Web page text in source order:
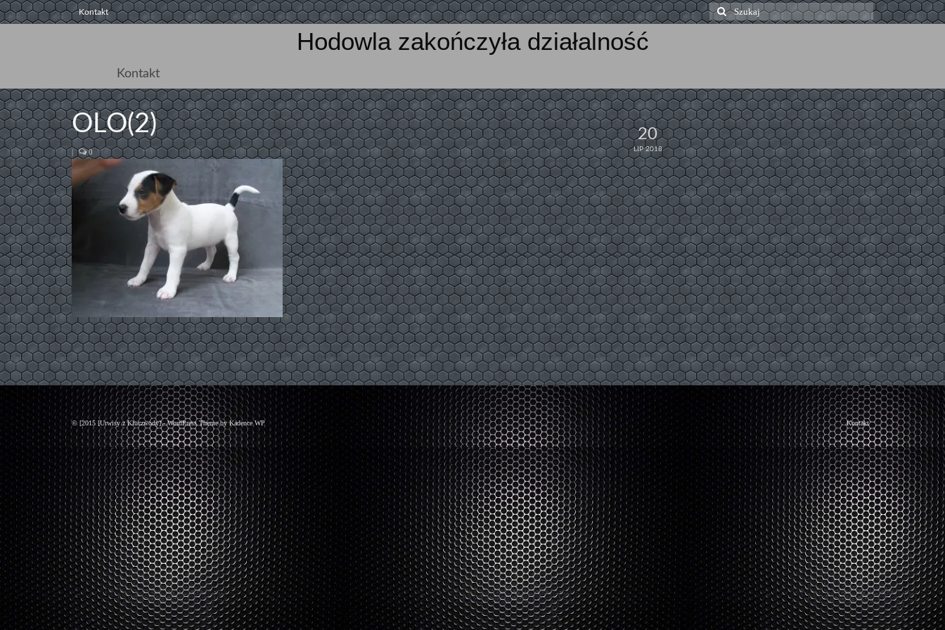
Kontakt
Szuklaj
w:
Hodowla zakończyła działalność
Kontakt
20
LIP 2018
OLO(2)
| 0
Kontakt
© [2015 [Urwisy z Kluczwody] - WordPress Theme byKadence WP